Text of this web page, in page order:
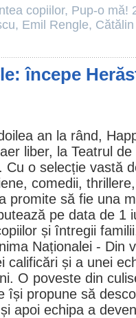
copiilor, Pup-o mă!
, Emil Rengle,
începe
an la rând,
liber, la Teatrul
Cu o selecție vastă
comedii,
promite să fie una
pe data de 1
și întregii
Naționalei - Din
calificări și a unei
O poveste din
își propune să
apoi echipa a